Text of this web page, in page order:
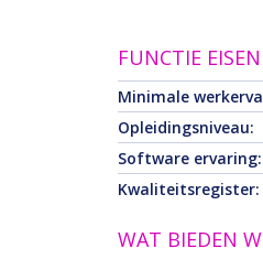
FUNCTIE EISEN
Minimale
Opleidingsniveau:
Software ervaring:
Kwaliteitsregister:
WAT BIEDEN